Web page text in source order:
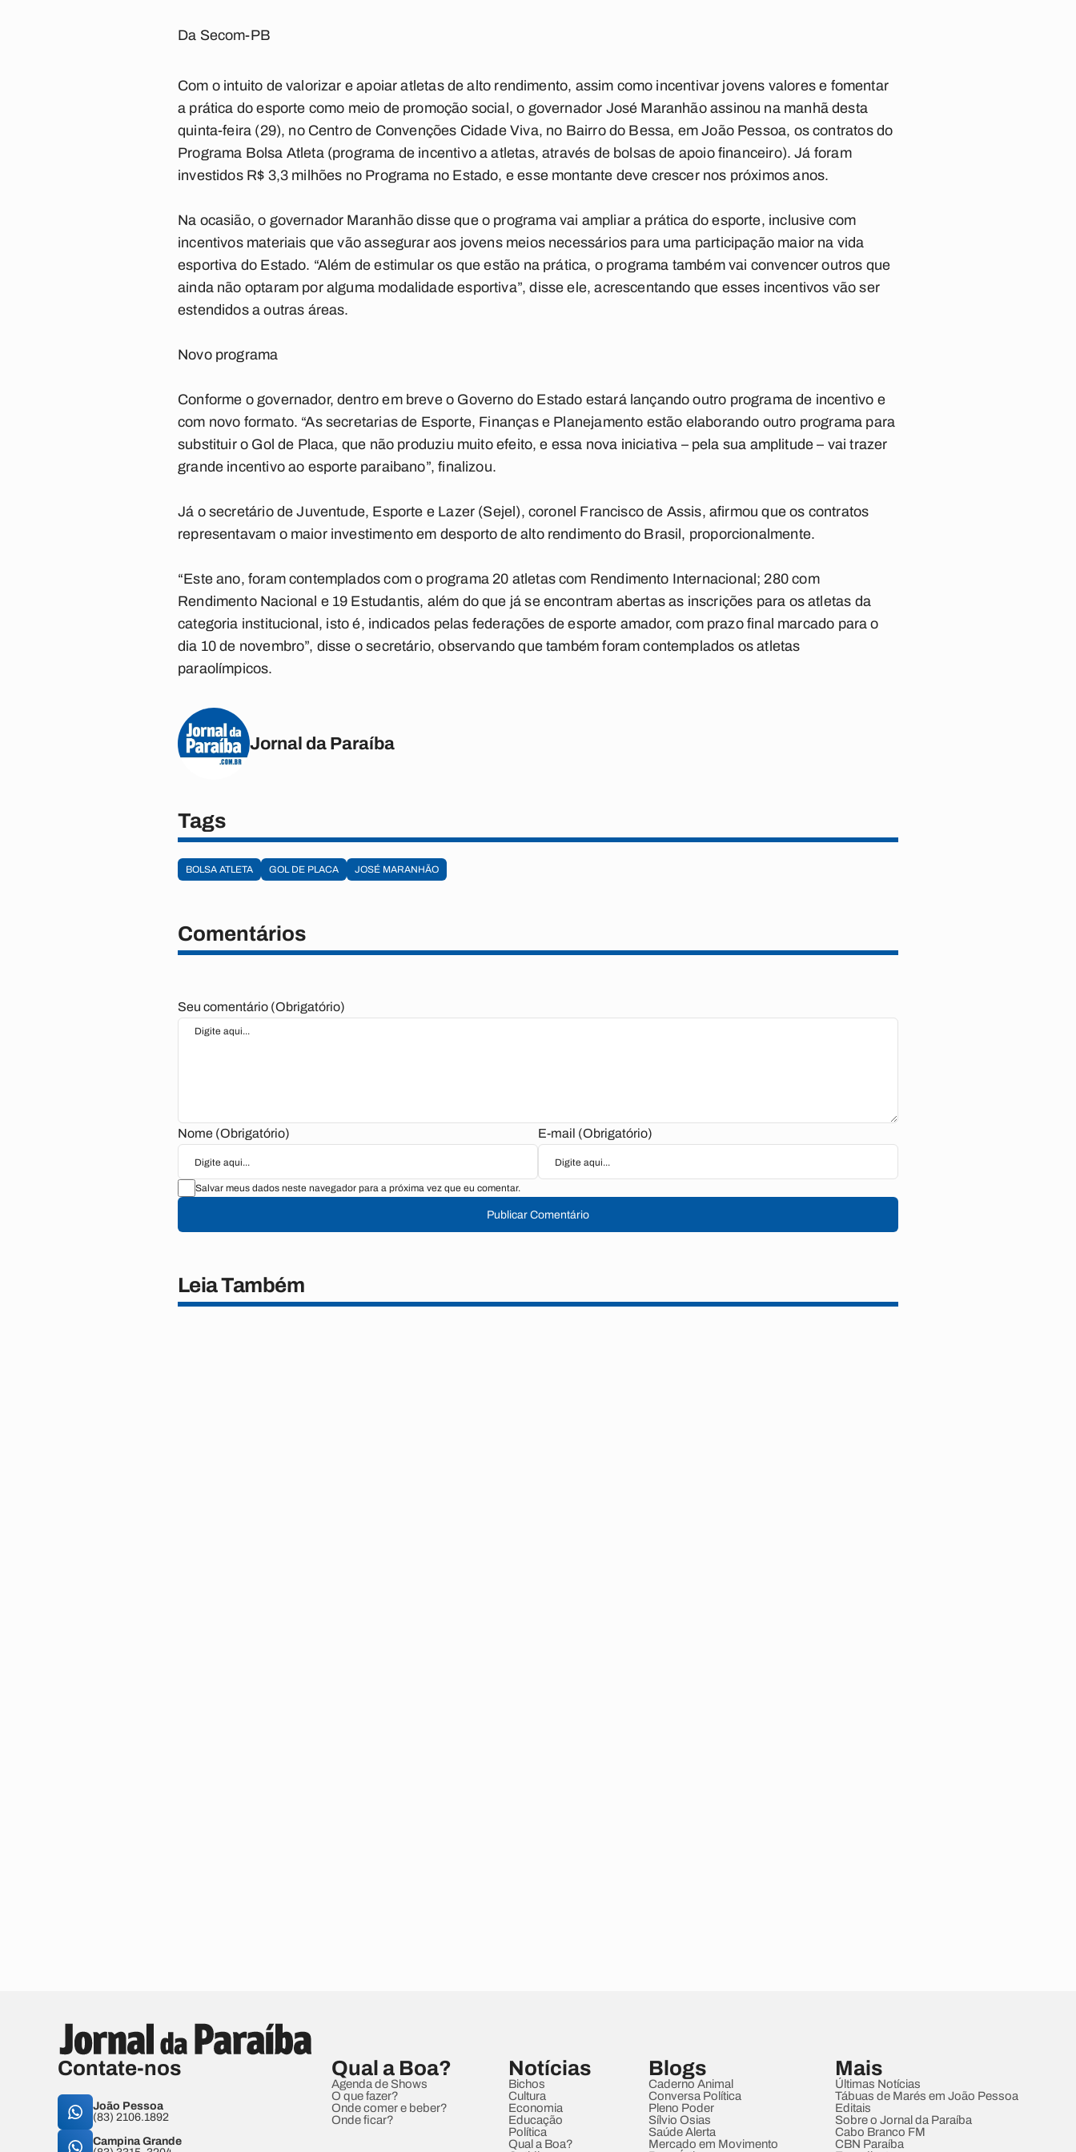
Da Secom-PB
Com o intuito de valorizar e apoiar atletas de alto rendimento, assim como incentivar jovens valores e fomentar
a prática do esporte como meio de promoção social, o governador José Maranhão assinou na manhã desta
quinta-feira (29), no Centro de Convenções Cidade Viva, no Bairro do Bessa, em João Pessoa, os contratos do
Programa Bolsa Atleta (programa de incentivo a atletas, através de bolsas de apoio financeiro). Já foram
investidos R$ 3,3 milhões no Programa no Estado, e esse montante deve crescer nos próximos anos.
Na ocasião, o governador Maranhão disse que o programa vai ampliar a prática do esporte, inclusive com
incentivos materiais que vão assegurar aos jovens meios necessários para uma participação maior na vida
esportiva do Estado. “Além de estimular os que estão na prática, o programa também vai convencer outros que
ainda não optaram por alguma modalidade esportiva”, disse ele, acrescentando que esses incentivos vão ser
estendidos a outras áreas.
Novo programa
Conforme o governador, dentro em breve o Governo do Estado estará lançando outro programa de incentivo e
com novo formato. “As secretarias de Esporte, Finanças e Planejamento estão elaborando outro programa para
substituir o Gol de Placa, que não produziu muito efeito, e essa nova iniciativa – pela sua amplitude – vai trazer
grande incentivo ao esporte paraibano”, finalizou.
Já o secretário de Juventude, Esporte e Lazer (Sejel), coronel Francisco de Assis, afirmou que os contratos
representavam o maior investimento em desporto de alto rendimento do Brasil, proporcionalmente.
“Este ano, foram contemplados com o programa 20 atletas com Rendimento Internacional; 280 com
Rendimento Nacional e 19 Estudantis, além do que já se encontram abertas as inscrições para os atletas da
categoria institucional, isto é, indicados pelas federações de esporte amador, com prazo final marcado para o
dia 10 de novembro”, disse o secretário, observando que também foram contemplados os atletas
paraolímpicos.
Jornal da Paraíba
Tags
BOLSA ATLETA GOL DE PLACA JOSÉ MARANHÃO
Comentários
Seu comentário (Obrigatório)
Nome (Obrigatório) E-mail (Obrigatório)
Salvar meus dados neste navegador para a próxima vez que eu comentar.
Publicar Comentário
Leia Também
Contate-nos
João Pessoa
(83) 2106.1892
Campina Grande
Qual a Boa?
Agenda de Shows
O que fazer?
Onde comer e beber?
Onde ficar?
Notícias
Bichos
Cultura
Economia
Educação
Política
Qual a Boa?
Blogs
Caderno Animal
Conversa Política
Pleno Poder
Sílvio Osias
Saúde Alerta
Mercado em Movimento
Mais
Últimas Notícias
Tábuas de Marés em João Pessoa
Editais
Sobre o Jornal da Paraíba
Cabo Branco FM
CBN Paraíba